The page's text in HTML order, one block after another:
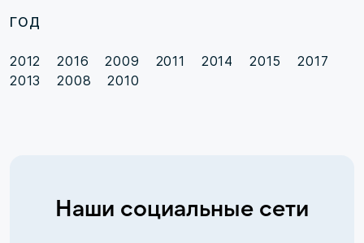
ГОД
2012 2016 2009 2011 2014 2015
2017
2013
2008 2010
Наши социальные сети